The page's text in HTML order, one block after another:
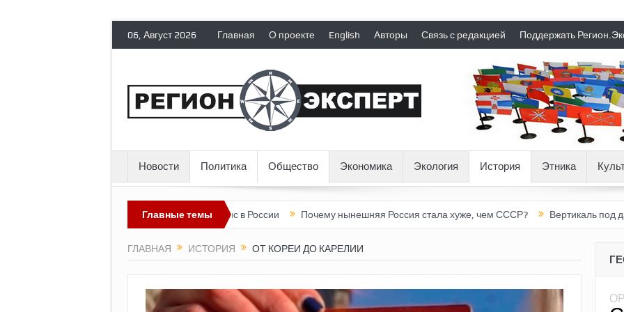
06, Август 2026 Главная О проекте English Авторы Связь с редакцией Поддержать
Новости Политика Общество Экономика Экология История Этника
Главные темы
Топливный кризис в России Почему нынешняя Россия стала хуже, чем СССР? Вертикаль под давлением
ГЛАВНАЯ ИСТОРИЯ ОТ КОРЕИ ДО КАРЕЛИИ